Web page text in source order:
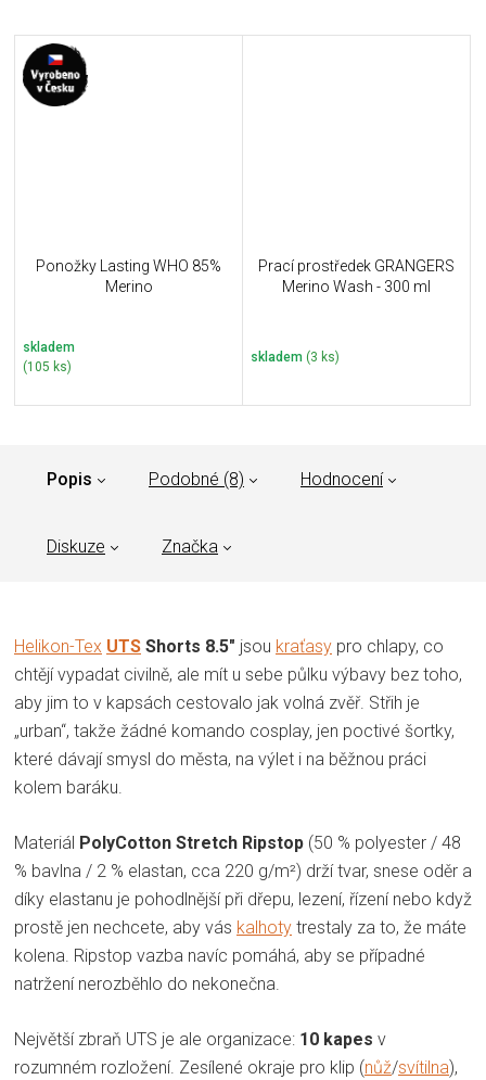
Ponožky Lasting WHO 85%
Merino
skladem
(105 ks)
Prací prostředek GRANGERS
Merino Wash - 300 ml
skladem (3 ks)
Popis Podobné (8) Hodnocení
Diskuze Značka
Helikon-Tex UTS Shorts 8.5" jsou kraťasy pro chlapy, co
chtějí vypadat civilně, ale mít u sebe půlku výbavy bez toho,
aby jim to v kapsách cestovalo jak volná zvěř. Střih je
„urban“, takže žádné komando cosplay, jen poctivé šortky,
které dávají smysl do města, na výlet i na běžnou práci
kolem baráku.
Materiál PolyCotton Stretch Ripstop (50 % polyester / 48
% bavlna / 2 % elastan, cca 220 g/m²) drží tvar, snese oděr a
díky elastanu je pohodlnější při dřepu, lezení, řízení nebo když
prostě jen nechcete, aby vás kalhoty trestaly za to, že máte
kolena. Ripstop vazba navíc pomáhá, aby se případné
natržení nerozběhlo do nekonečna.
Největší zbraň UTS je ale organizace: 10 kapes v
rozumném rozložení. Zesílené okraje pro klip (nůž/svítilna),